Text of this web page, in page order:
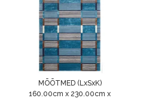
MÕÕTMED (LxSxK)
160.00cm x 230.00cm x